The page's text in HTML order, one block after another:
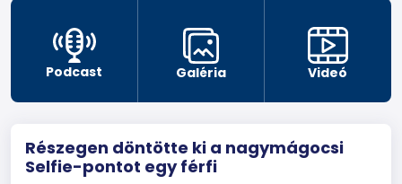
Podcast Galéria Videó
Részegen döntötte ki a nagymágocsi
Selfie-pontot egy férfi